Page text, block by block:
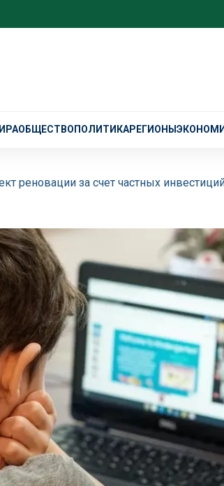
ОБЩЕСТВО ПОЛИТИКАРЕГИОНЫ
реновации за счет частных